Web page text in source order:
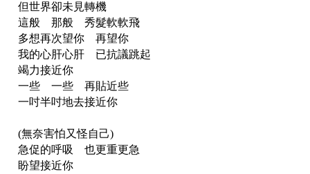
但世界卻未見轉機
這般 那般 秀髮軟軟飛
多想再次望你 再望你
我的心肝心肝 已抗議跳起
竭力接近你
一些 一些 再貼近些
一吋半吋地去接近你
(無奈害怕又怪自己)
急促的呼吸 也更重更急
盼望接近你